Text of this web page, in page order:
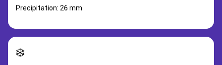
Precipitation: 26 mm
❄️